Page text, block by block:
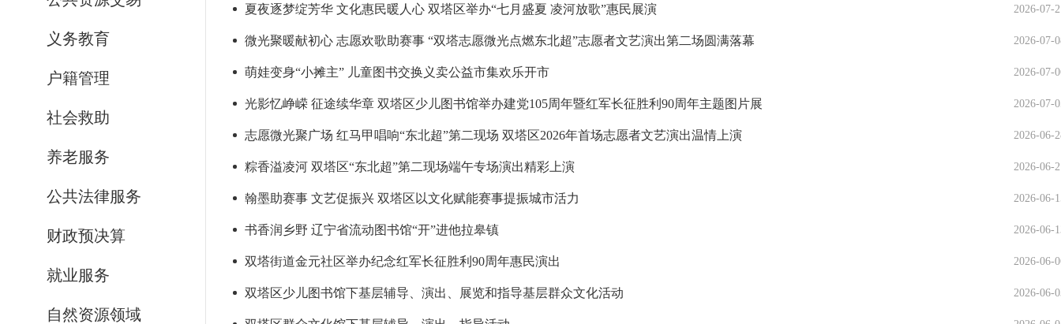
义务教育
户籍管理
社会救助
养老服务
公共法律服务
财政预决算
就业服务
自然资源领域
夏夜逐梦绽芳华 文化惠民暖人心 双塔区举办“七月盛夏 凌河放歌”惠民展演 2026-07-
微光聚暖献初心 志愿欢歌助赛事 “双塔志愿微光点燃东北超”志愿者文艺演出第二场圆满落幕 2026-07-
萌娃变身“小摊主” 儿童图书交换义卖公益市集欢乐开市 2026-07-
光影忆峥嵘 征途续华章 双塔区少儿图书馆举办建党105周年暨红军长征胜利90周年主题图片展 2026-07-
志愿微光聚广场 红马甲唱响“东北超”第二现场 双塔区2026年首场志愿者文艺演出温情上演 2026-06-
粽香溢凌河 双塔区“东北超”第二现场端午专场演出精彩上演 2026-06-
翰墨助赛事 文艺促振兴 双塔区以文化赋能赛事提振城市活力 2026-06-
书香润乡野 辽宁省流动图书馆“开”进他拉皋镇 2026-06-
双塔街道金元社区举办纪念红军长征胜利90周年惠民演出 2026-06-
双塔区少儿图书馆下基层辅导、演出、展览和指导基层群众文化活动 2026-06-